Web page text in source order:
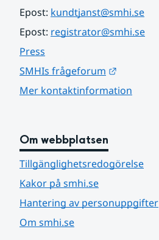
Epost: kundtjanst@smhi.se
Epost: registrator@smhi.se
Press
SMHIs frågeforum
Mer kontaktinformation
Om webbplatsen
Tillgänglighetsredogörelse
Kakor på smhi.se
Hantering av personuppgifter
Om smhi.se